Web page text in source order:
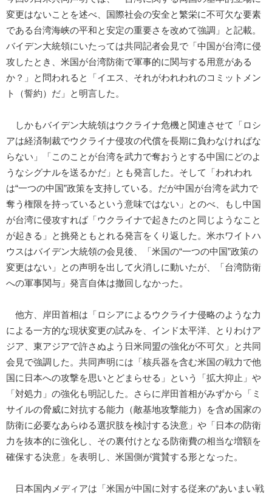
変更はないことを述べ、国際社会の安全と繁栄に不可欠な要素
である台湾海峡の平和と安定の重要さを改めて強調」と記載。
バイデン大統領にいたっては共同記者会見で「中国が台湾に侵
攻したとき、米国が台湾防衛で軍事的に関与する用意がある
か？」と問われると「イエス、それがわれわれのコミットメン
ト（誓約）だ」と明言した。
しかもバイデン大統領はウクライナ危機と関連させて「ロシ
アは経済制裁でウクライナ侵攻の代償を長期に負わなければな
らない」「このことが台湾を武力で奪おうとする中国にどのよ
うなシグナルを送るかだ」とも発言した。そして「われわれ
は“一つの中国”政策を支持している。だが中国が台湾を武力で
奪う権限を持っているという意味ではない」とのべ、もし中国
が台湾に侵攻すれば「ウクライナで起きたのと同じようなこと
が起きる」と挑発ともとれる発言をくり返した。米ホワイトハ
ウスはバイデン大統領の会見後、「米国の“一つの中国”政策の
変更はない」との声明を出して火消しに動いたが、「台湾防衛
への軍事関与」発言自体は撤回しなかった。
他方、岸田首相は「ロシアによるウクライナ侵略のような力
による一方的な現状変更の試みを、インド太平洋、とりわけア
ジア、東アジアで許さぬよう日米同盟の強化が不可欠」と共同
会見で強調した。共同声明には「核兵器を含む米国の戦力で他
国に日本への攻撃を思いとどまらせる」という「拡大抑止」や
「対処力」の強化も明記した。さらに岸田首相がみずから「ミ
サイルの脅威に対抗する能力（敵基地攻撃能力）を含め国家の
防衛に必要なあらゆる選択肢を検討する決意」や「日本の防衛
力を抜本的に強化し、その裏付けとなる防衛費の相当な増額を
確保する決意」を表明し、米国側が賞賛する形となった。
日本国内メディアは「米国が中国に対する従来の“あいまい戦